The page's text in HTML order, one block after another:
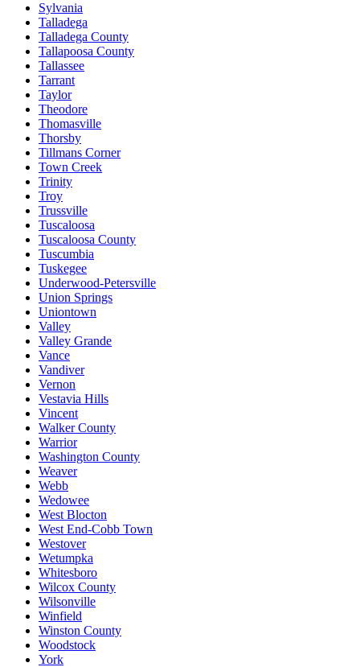
Sylvania
Talladega
Talladega County
Tallapoosa County
Tallassee
Tarrant
Taylor
Theodore
Thomasville
Thorsby
Tillmans Corner
Town Creek
Trinity
Troy
Trussville
Tuscaloosa
Tuscaloosa County
Tuscumbia
Tuskegee
Underwood-Petersville
Union Springs
Uniontown
Valley
Valley Grande
Vance
Vandiver
Vernon
Vestavia Hills
Vincent
Walker County
Warrior
Washington County
Weaver
Webb
Wedowee
West Blocton
West End-Cobb Town
Westover
Wetumpka
Whitesboro
Wilcox County
Wilsonville
Winfield
Winston County
Woodstock
York